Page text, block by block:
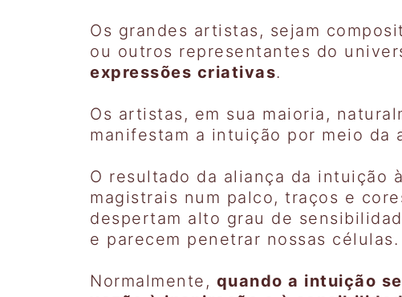
Os grandes artistas, sejam
ou outros representantes do
expressões criativas.
Os artistas, em sua maioria,
manifestam a intuição por meio
O resultado da aliança da intuição
magistrais num palco, traços e
despertam alto grau de
e parecem penetrar nossas células.
Normalmente, quando a intuição